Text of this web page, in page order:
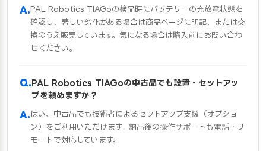
PAL Robotics TIAGoの検品時にバッテリーの充放電状態を
確認し、著しい劣化がある場合は商品ページに明記、または交
換のうえ販売しています。気になる場合は購入前にお問い合わ
せください。
PAL Robotics TIAGoの中古品でも設置・セットアッ
プを頼めますか？
はい、中古品でも技術者によるセットアップ支援（オプショ
ン）をご利用いただけます。納品後の操作サポートも電話・リ
モートで対応しています。